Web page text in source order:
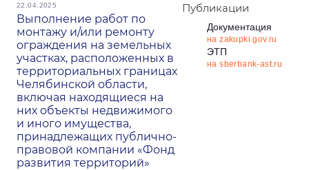
22.04.2025
Выполнение работ по
монтажу и/или ремонту
ограждения на земельных
участках, расположенных в
территориальных границах
Челябинской области,
включая находящиеся на
них объекты недвижимого
и иного имущества,
принадлежащих публично-
правовой компании «Фонд
развития территорий»
Публикации
Документация
на zakupki.gov.ru
ЭТП
на sberbank-ast.ru